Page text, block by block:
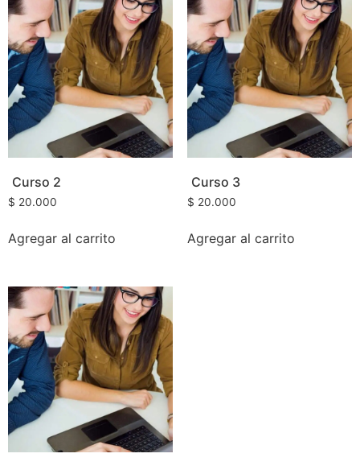
Curso 2
$ 20.000
Agregar al carrito
Curso 3
$ 20.000
Agregar al carrito